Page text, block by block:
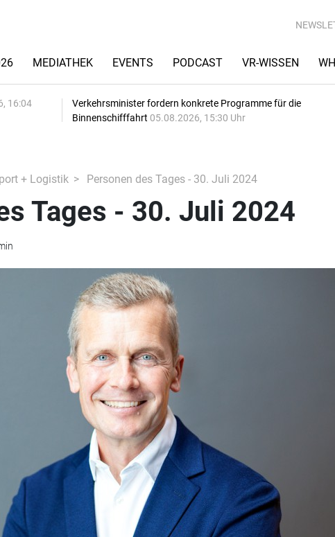
MEDIATHEK EVENTS PODCAST VR-WISSEN
16:04
Verkehrsminister fordern konkrete Programme für die
Binnenschifffahrt 05.08.2026, 15:30 Uhr
+ Logistik Personen des Tages - 30. Juli 2024
Tages - 30. Juli 2024